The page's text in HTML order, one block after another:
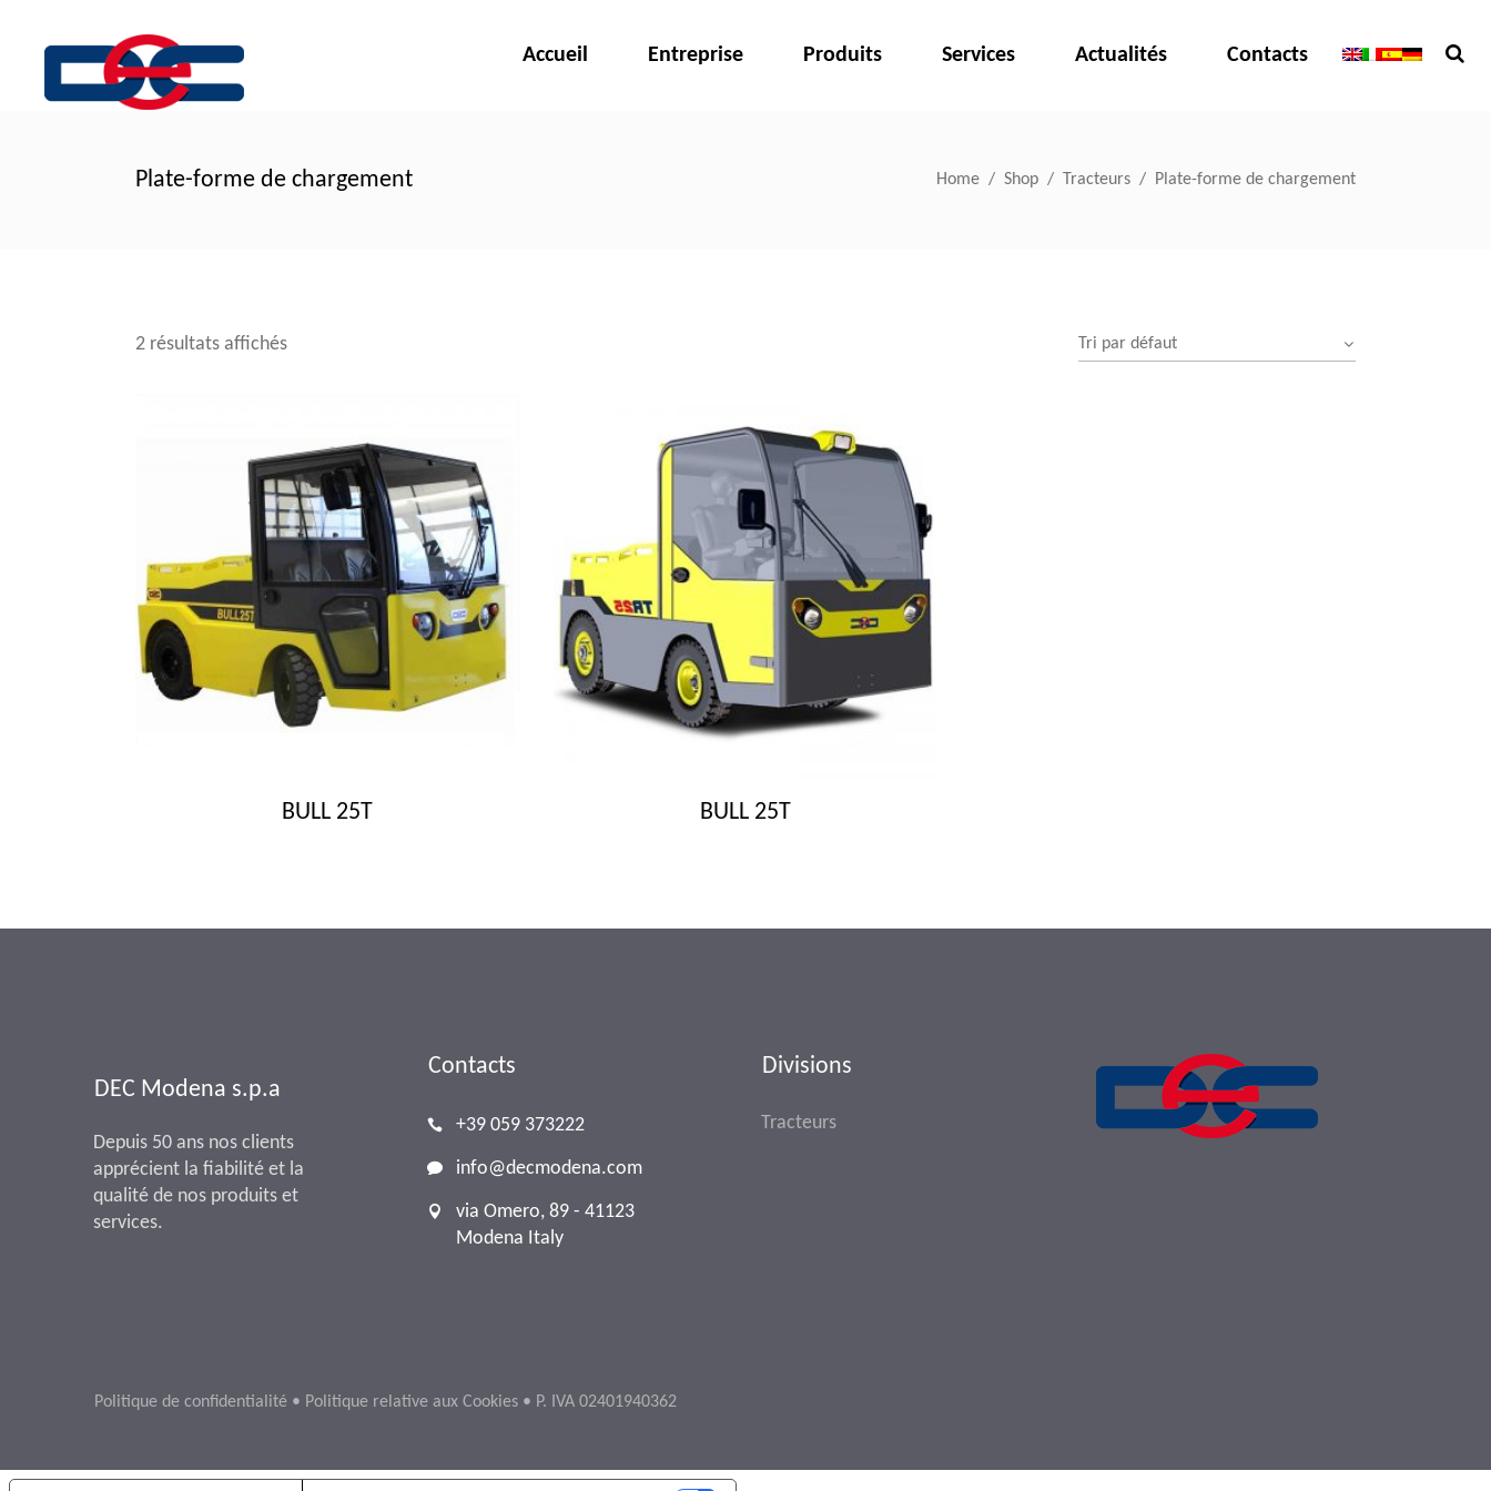
Accueil Entreprise Produits Services Actualités Contacts
Plate-forme de chargement Home / Shop / Tracteurs / Plate-forme de chargement
2 résultats affichés Tri par défaut
BULL 25T BULL 25T
DEC Modena s.p.a
Depuis 50 ans nos clients
apprécient la fiabilité et la
qualité de nos produits et
services.
Contacts
+39 059 373222
info@decmodena.com
via Omero, 89 - 41123
Modena Italy
Divisions
Tracteurs
Politique de confidentialité • Politique relative aux Cookies • P. IVA 02401940362